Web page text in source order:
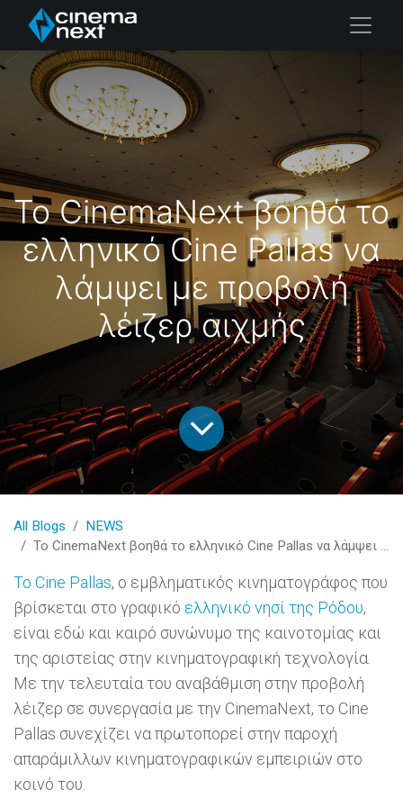
Το CinemaNext βοηθά το
ελληνικό Cine Pallas να
λάμψει με προβολή
λέιζερ αιχμής
All Blogs
NEWS
Το CinemaNext βοηθά το ελληνικό Cine Pallas να λάμψει με προβολή λέιζερ αιχμής
To Cine Pallas, ο εμβληματικός κινηματογράφος που
βρίσκεται στο γραφικό ελληνικό νησί της Ρόδου,
είναι εδώ και καιρό συνώνυμο της καινοτομίας και
της αριστείας στην κινηματογραφική τεχνολογία.
Με την τελευταία του αναβάθμιση στην προβολή
λέιζερ σε συνεργασία με την CinemaNext, το Cine
Pallas συνεχίζει να πρωτοπορεί στην παροχή
απαράμιλλων κινηματογραφικών εμπειριών στο
κοινό του.